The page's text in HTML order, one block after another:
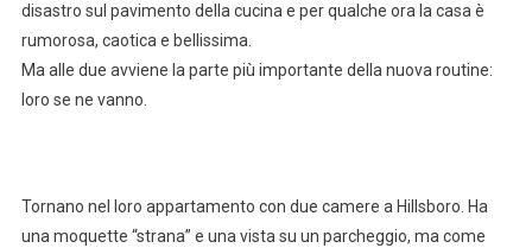
disastro sul pavimento della cucina e per qualche ora la casa è
rumorosa, caotica e bellissima.
Ma alle due avviene la parte più importante della nuova routine:
loro se ne vanno.
Tornano nel loro appartamento con due camere a Hillsboro. Ha
una moquette “strana” e una vista su un parcheggio, ma come